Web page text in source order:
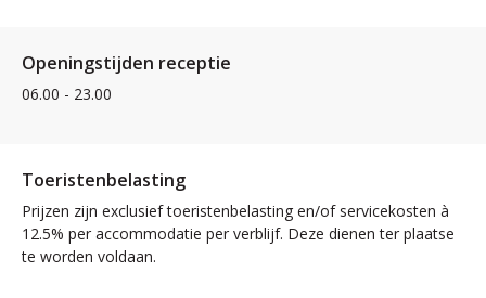
Openingstijden receptie
06.00 - 23.00
Toeristenbelasting
Prijzen zijn exclusief toeristenbelasting en/of servicekosten à
12.5% per accommodatie per verblijf. Deze dienen ter plaatse
te worden voldaan.